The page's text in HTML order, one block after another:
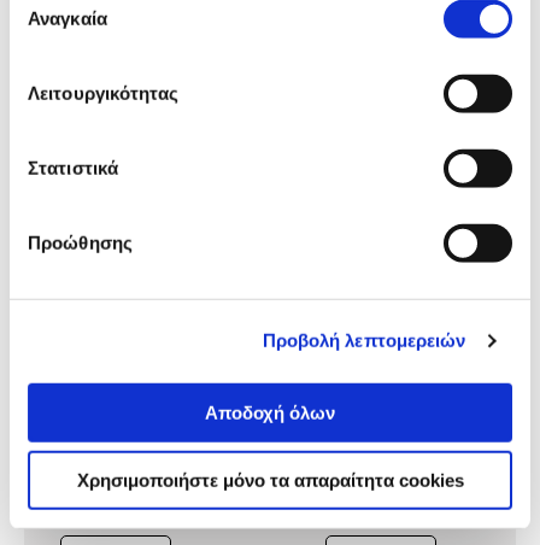
συγκατάθεσης
Αναγκαία
Λειτουργικότητας
Στατιστικά
Προώθησης
Προβολή λεπτομερειών
Αποδοχή όλων
Χρησιμοποιήστε μόνο τα απαραίτητα cookies
Αξιολογήσεις
Δες τι κλίκαραν όσοι είδαν το ίδιο
TP-Link Ασύρματη IP Camera
69,90€
59,90€
IMOU Ασύρματη IP
89,90€
79,90€